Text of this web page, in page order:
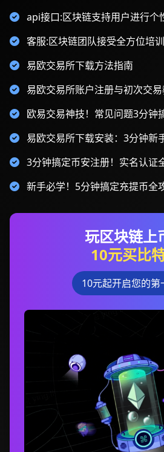
api接口:区块链支持用户进行个
客服:区块链团队接受全方位培
易欧交易所下载方法指南
易欧交易所账户注册与初次交
欧易交易神技！常见问题3分钟
易欧交易所下载安装：3分钟新
3分钟搞定币安注册！实名认证
新手必学！5分钟搞定充提币全
玩区块链上
10元买比
10元起开启您的第